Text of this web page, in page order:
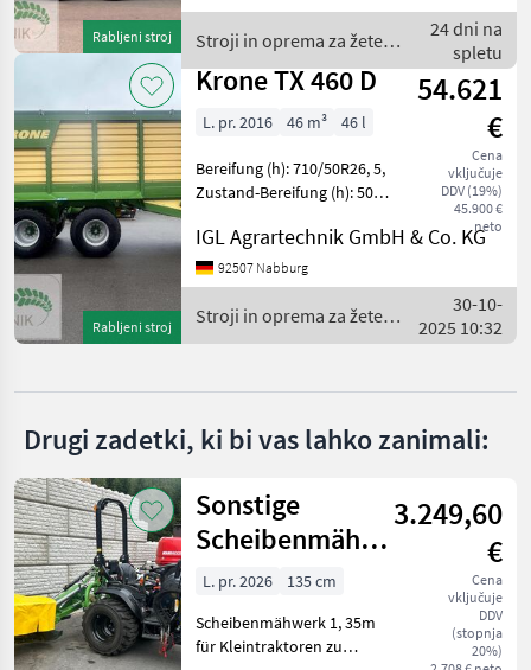
Krone
Bergmann
HAWE
Joskin
Prikaži
GX
440
TX
560
MARKETPLACE
Rabljeni stroj
Laderaumabdeckung
Dritem Fah
Stroji in oprema za žetev
in spravilo / Krone
24 dni na
spletu
Rabljeni stroj
Krone TX 460 D
54.621
€
Cena
vključuje
DDV (19%)
45.900 €
neto
L. pr. 2016 46 m³ 46 l
Bereifung (h): 710/50R26, 5,
Zustand-Bereifung (h): 50
(K80), Druckluftbremse,
Plane, Weitwinkel-
Gelenkwelle ________
Hydraulisches Fahrwerk
IGL Agrartechnik GmbH & Co. KG
92507 Nabburg
Stroji in oprema za žetev
in spravilo / Krone
30-10-
2025 10:32
Drugi zadetki, ki bi vas lahko zanimali:
Sonstige
Scheibenmähwerk
135 cm – NEU
3.249,60
€
Cena
vključuje
DDV
(stopnja
20%)
L. pr. 2026
135 cm
Scheibenmähwerk 1, 35m
für Kleintraktoren zu